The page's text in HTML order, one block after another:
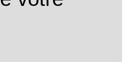
générale